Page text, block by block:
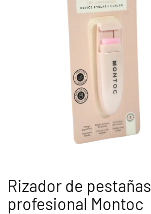
Rizador de pestañas
profesional Montoc